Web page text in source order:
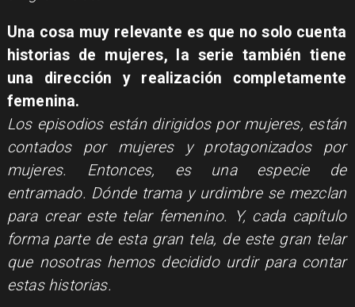
Una cosa muy relevante es que no solo cuenta
historias de mujeres, la serie también tiene
una dirección y realización completamente
femenina.
Los episodios están dirigidos por mujeres, están
contados por mujeres y protagonizados por
mujeres. Entonces, es una especie de
entramado. Dónde trama y urdimbre se mezclan
para crear este telar femenino. Y, cada capítulo
forma parte de esta gran tela, de este gran telar
que nosotras hemos decidido urdir para contar
estas historias.